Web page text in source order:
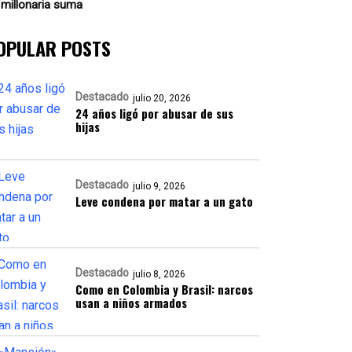
suma
POSTS
Destacado julio 20, 2026
24 años ligó por abusar de sus
hijas
Destacado julio 9, 2026
Leve condena por matar a un gato
Destacado julio 8, 2026
Como en Colombia y Brasil: narcos
usan a niños armados